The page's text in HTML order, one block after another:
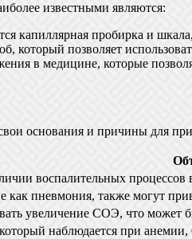
известными являются:
капиллярная пробирка и
который позволяет
в медицине, которые
основания и причины для
воспалительных процессов
как пневмония, также могут
увеличение СОЭ, что может
наблюдается при